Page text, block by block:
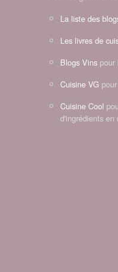
La liste des
Les livres de
Blogs Vins pour
Cuisine VG
Cuisine Cool
d'ingrédients